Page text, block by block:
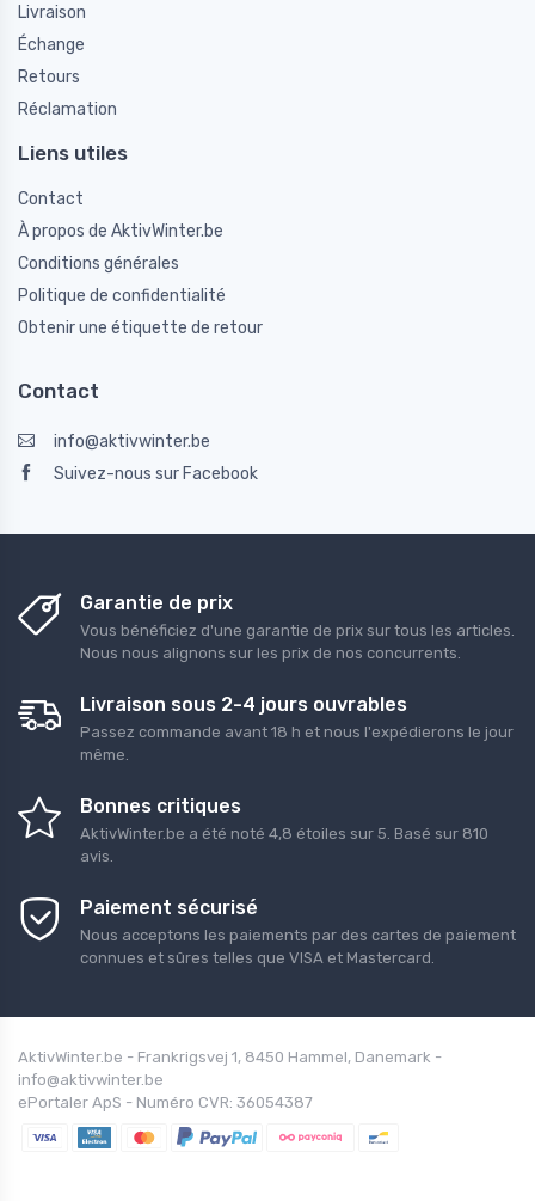
Livraison
Échange
Retours
Réclamation
Liens utiles
Contact
À propos de AktivWinter.be
Conditions générales
Politique de confidentialité
Obtenir une étiquette de retour
Contact
info@aktivwinter.be
Suivez-nous sur Facebook
Garantie de prix
Vous bénéficiez d'une garantie de prix sur tous les articles.
Nous nous alignons sur les prix de nos concurrents.
Livraison sous 2-4 jours ouvrables
Passez commande avant 18 h et nous l'expédierons le jour
même.
Bonnes critiques
AktivWinter.be a été noté 4,8 étoiles sur 5 . Basé sur 810
avis.
Paiement sécurisé
Nous acceptons les paiements par des cartes de paiement
connues et sûres telles que VISA et Mastercard.
AktivWinter.be - Frankrigsvej 1, 8450 Hammel, Danemark -
info@aktivwinter.be
ePortaler ApS - Numéro CVR: 36054387